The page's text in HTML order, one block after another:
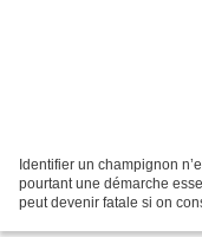
Identifier un champignon
pourtant une démarche
peut devenir fatale si on